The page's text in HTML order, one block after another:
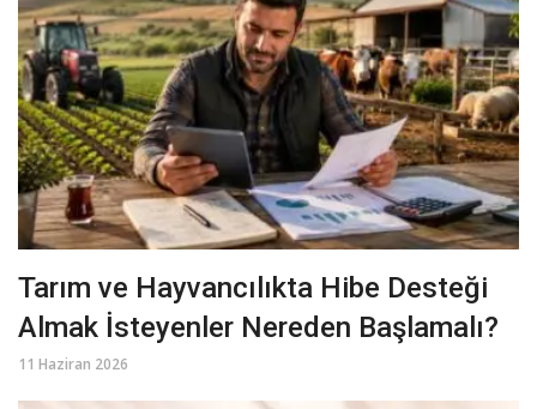
Tarım ve Hayvancılıkta Hibe Desteği
Almak İsteyenler Nereden Başlamalı?
11 Haziran 2026